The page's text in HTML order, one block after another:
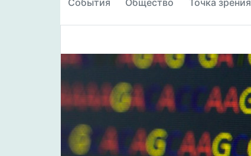
События Общество Точка зрения